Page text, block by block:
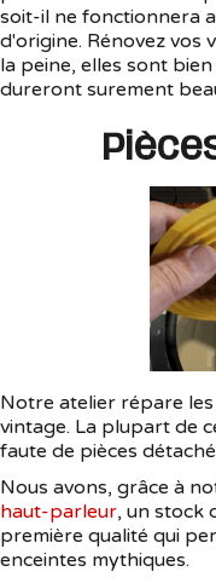
soit-il ne fonctionnera
d'origine. Rénovez vos
la peine, elles sont
dureront surement
Notre atelier répare
vintage. La plupart de
faute de pièces
Nous avons, grâce à
haut-parleur, un stock
première qualité qui
enceintes mythiques.